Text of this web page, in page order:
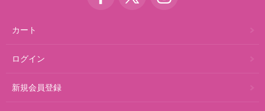
カート
ログイン
新規会員登録